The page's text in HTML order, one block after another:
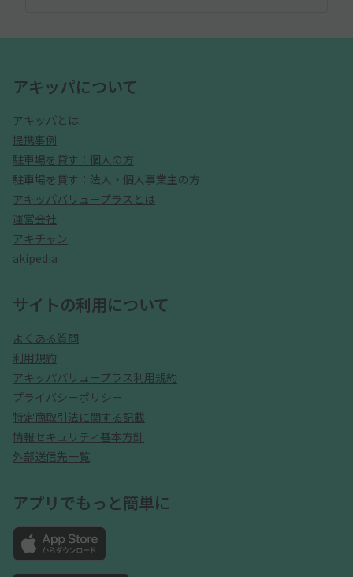
アキッパについて
アキッパとは
提携事例
駐車場を貸す：個人の方
駐車場を貸す：法人・個人事業主の方
アキッパバリュープラスとは
運営会社
アキチャン
akipedia
サイトの利用について
よくある質問
利用規約
アキッパバリュープラス利用規約
プライバシーポリシー
特定商取引法に関する記載
情報セキュリティ基本方針
外部送信先一覧
アプリでもっと簡単に